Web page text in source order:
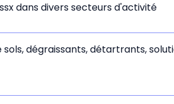
dans divers secteurs d'activité
dégraissants, détartrants,